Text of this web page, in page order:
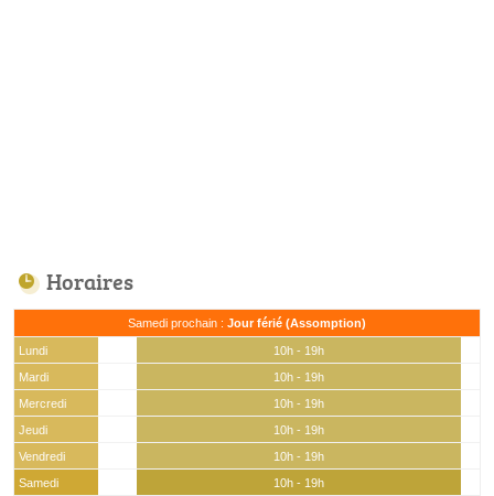
Horaires
Samedi prochain : Jour férié (Assomption)
Lundi
10h - 19h
Mardi
10h - 19h
Mercredi
10h - 19h
Jeudi
10h - 19h
Vendredi
10h - 19h
Samedi
10h - 19h